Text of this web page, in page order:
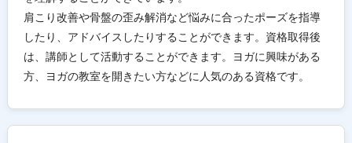
肩こり改善や骨盤の歪み解消など悩みに合ったポーズを指導
したり、アドバイスしたりすることができます。資格取得後
は、講師として活動することができます。ヨガに興味がある
方、ヨガの教室を開きたい方などに人気のある資格です。